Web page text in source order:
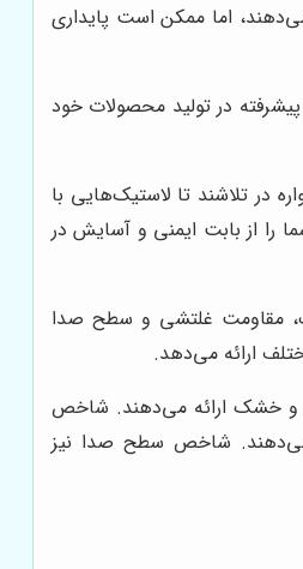
اما ممکن است پایداری
در تولید محصولات خود
در تلاشند تا لاستیک‌هایی با
را از بابت ایمنی و آسایش در
مقاومت غلتشی و سطح صدا
ارائه می‌دهد.
و خشک ارائه می‌دهند. شاخص
می‌دهند. شاخص سطح صدا نیز